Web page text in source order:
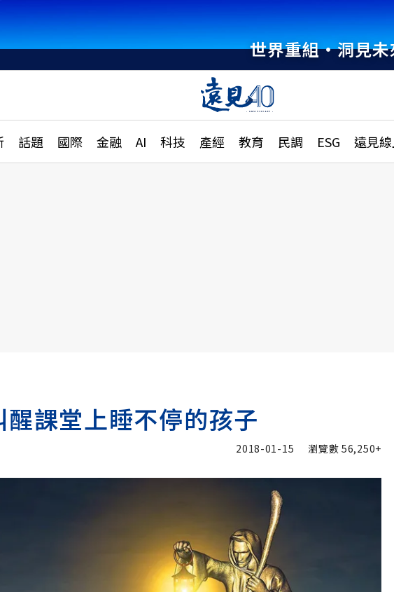
世界重組・洞見
話題 國際 金融 AI 科技 產經 教育 民調 ESG 遠見
話題
國際
特輯
大學升學、職涯攻略
縣市施政調查全解析
課堂上睡不停的孩子
2018-01-15 瀏覽數56,250+